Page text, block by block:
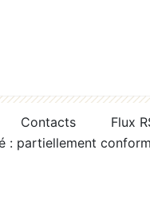
Contacts
Flux
: partiellement